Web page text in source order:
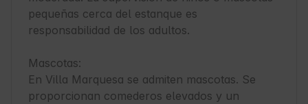
pequeñas cerca del estanque es
responsabilidad de los adultos.
Mascotas:
En Villa Marquesa se admiten mascotas. Se
proporcionan comederos elevados y un